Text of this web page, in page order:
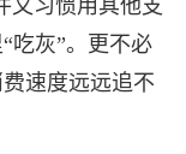
又习惯用其他支
吃灰”。更不必
速度远远追不